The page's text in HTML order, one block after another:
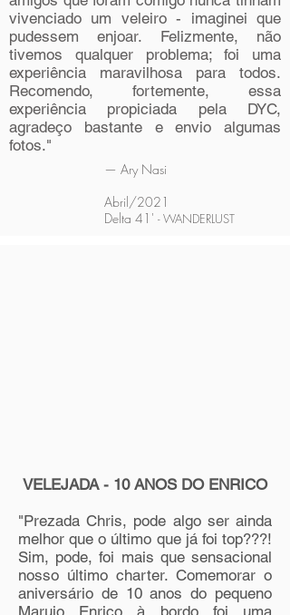
vivenciado um veleiro - imaginei que
pudessem enjoar. Felizmente, não
tivemos qualquer problema; foi uma
experiência maravilhosa para todos.
Recomendo, fortemente, essa
experiência propiciada pela DYC,
agradeço bastante e envio algumas
fotos."
— Ary Nasi
Abril/2021
Delta 41' - WANDERLUST
VELEJADA - 10 ANOS DO ENRICO
"Prezada Chris, pode algo ser ainda
melhor que o último que já foi top???!
Sim, pode, foi mais que sensacional
nosso último charter. Comemorar o
aniversário de 10 anos do pequeno
Marujo Enrico à bordo foi uma